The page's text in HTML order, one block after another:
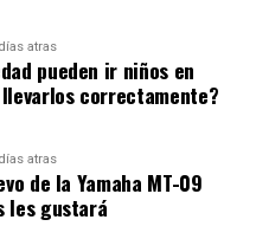
250 | El modelo 2024 se
atras
pueden ir niños en
correctamente?
atras
de la Yamaha MT-09
les gustará